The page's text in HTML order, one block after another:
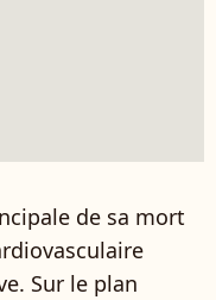
de sa mort
Sur le plan